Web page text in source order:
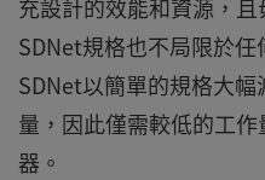
充設計的效能和資源，
SDNet規格也不局限於任
SDNet以簡單的規格大
量，因此僅需較低的工
器。